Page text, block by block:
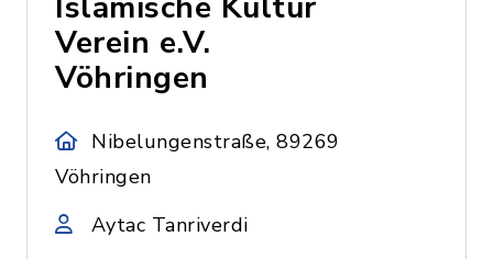
Verein e.V.
Vöhringen
Nibelungenstraße, 89269
Vöhringen
Aytac Tanriverdi